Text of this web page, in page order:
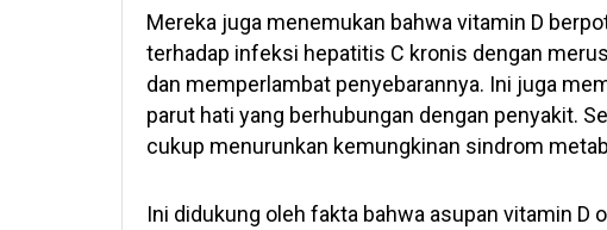
Mereka juga menemukan bahwa vitamin D
terhadap infeksi hepatitis C kronis dengan
dan memperlambat penyebarannya. Ini juga
parut hati yang berhubungan dengan penyakit.
cukup menurunkan kemungkinan sindrom
Ini didukung oleh fakta bahwa asupan vitamin D